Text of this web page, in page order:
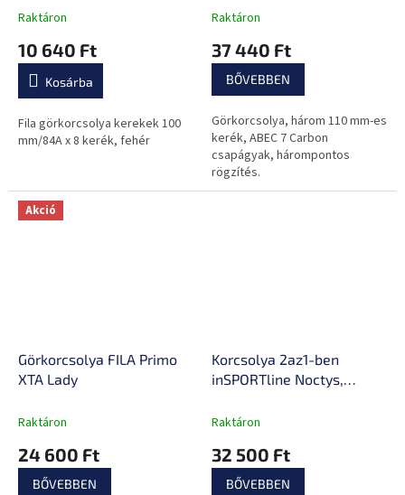
Raktáron
10 640 Ft
Kosárba
Fila görkorcsolya kerekek 100
mm/84A x 8 kerék, fehér
Raktáron
37 440 Ft
BŐVEBBEN
Görkorcsolya, három 110 mm-es
kerék, ABEC 7 Carbon
csapágyak, hárompontos
rögzítés.
Akció
Görkorcsolya FILA Primo
XTA Lady
Raktáron
24 600 Ft
BŐVEBBEN
Korcsolya 2az1-ben
inSPORTline Noctys,
Fit, Micro Lock,
Raktáron
32 500 Ft
BŐVEBBEN